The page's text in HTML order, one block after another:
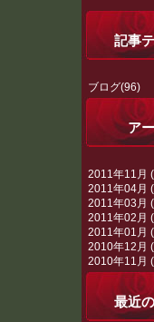
記事
ブログ(96)
ア
2011年11月
2011年04月
2011年03月
2011年02月
2011年01月
2010年12月
2010年11月
最近